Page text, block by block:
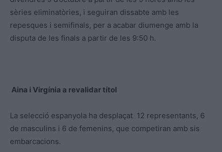
sèries eliminatòries, i seguiran dissabte amb les
repesques i semifinals, per a acabar diumenge amb la
disputa de les finals a partir de les 9:50 h.
Aina i Virgínia a revalidar títol
La selecció espanyola ha desplaçat 12 representants, 6
de masculins i 6 de femenins, que competiran amb sis
embarcacions.